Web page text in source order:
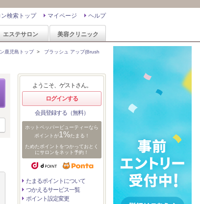
ヘルプ
マイページ
検索トップ
エステサロン 美容クリニック
鹿児島トップ> ブラッシュ アップ(Brush
ようこそ、ゲストさん。
ログインする
会員登録する（無料）
ホットペッパービューティーなら
ポイントが1%たまる！
ためたポイントをつかっておとく
にサロンをネット予約！
たまるポイントについて
つかえるサービス一覧
ポイント設定変更